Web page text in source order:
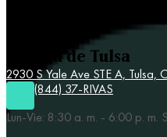
Oficina de Tulsa
2930 S Yale Ave STE A, Tulsa,
(844) 37-RIVAS
Lun-Vie: 8:30 a. m. - 6:00 p. m.